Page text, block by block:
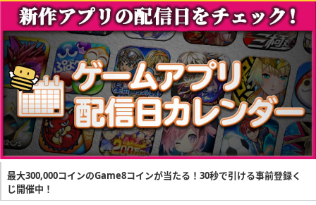
最大300,000コインのGame8コインが当たる！30秒で引ける事前登録く
じ開催中！